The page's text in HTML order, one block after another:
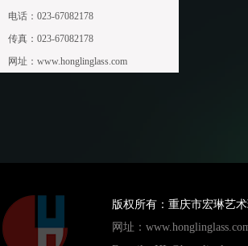
电话：023-67082178
传真：023-67082178
网址： www.honglinglass.com
版权所有：重庆市宏琳艺
网址：